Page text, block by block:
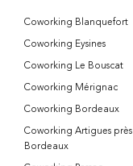
Coworking Blanquefort
Coworking Eysines
Coworking Le Bouscat
Coworking Mérignac
Coworking Bordeaux
Coworking Artigues près
Bordeaux